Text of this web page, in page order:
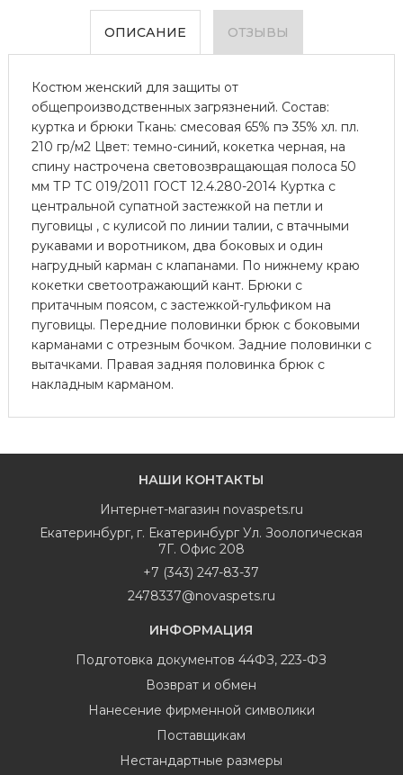
ОПИСАНИЕ ОТЗЫВЫ
Костюм женский для защиты от
общепроизводственных загрязнений. Состав:
куртка и брюки Ткань: смесовая 65% пэ 35% хл. пл.
210 гр/м2 Цвет: темно-синий, кокетка черная, на
спину настрочена световозвращающая полоса 50
мм ТР ТС 019/2011 ГОСТ 12.4.280-2014 Куртка с
центральной супатной застежкой на петли и
пуговицы , с кулисой по линии талии, с втачными
рукавами и воротником, два боковых и один
нагрудный карман с клапанами. По нижнему краю
кокетки светоотражающий кант. Брюки с
притачным поясом, с застежкой-гульфиком на
пуговицы. Передние половинки брюк с боковыми
карманами с отрезным бочком. Задние половинки с
вытачками. Правая задняя половинка брюк с
накладным карманом.
НАШИ КОНТАКТЫ
Интернет-магазин novaspets.ru
Екатеринбург, г. Екатеринбург Ул. Зоологическая
7Г. Офис 208
+7 (343) 247-83-37
2478337@novaspets.ru
ИНФОРМАЦИЯ
Подготовка документов 44ФЗ, 223-ФЗ
Возврат и обмен
Нанесение фирменной символики
Поставщикам
Нестандартные размеры